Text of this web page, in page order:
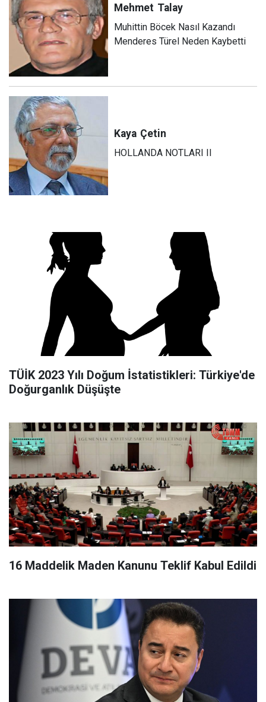
Mehmet Talay
Muhittin Böcek Nasıl Kazandı
Menderes Türel Neden Kaybetti
Kaya Çetin
HOLLANDA NOTLARI II
TÜİK 2023 Yılı Doğum İstatistikleri: Türkiye'de
Doğurganlık Düşüşte
16 Maddelik Maden Kanunu Teklif Kabul Edildi